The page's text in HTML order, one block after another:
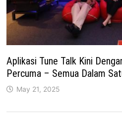
Aplikasi Tune Talk Kini
Percuma – Semua Dalam
May 21, 2025